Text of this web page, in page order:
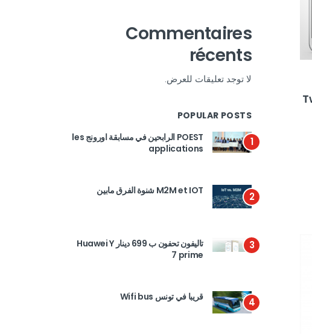
Commentaires
récents
لا توجد تعليقات للعرض.
POPULAR POSTS
1
POEST الرابحين في مسابقة اورونج les
applications
2 M2M et IOT شنوة الفرق مابين
3
تاليفون تحفون ب 699 دينار Huawei Y
7 prime
4 قريبا في تونس Wifi bus